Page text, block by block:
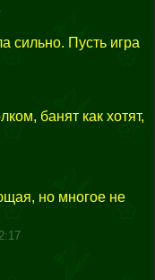
сильно. Пусть игра
банят как хотят,
но многое не